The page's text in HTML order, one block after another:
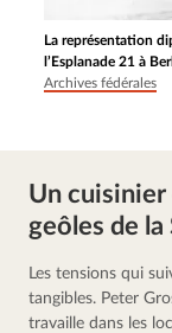
La représentation
l’Esplanade 21 à
Archives fédérales
Un cuisinier
geôles de la
Les tensions qui
tangibles. Peter
travaille dans les